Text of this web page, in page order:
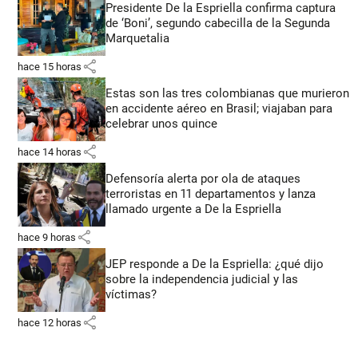
Presidente De la Espriella confirma captura
de ‘Boni’, segundo cabecilla de la Segunda
Marquetalia
hace 15 horas share
Estas son las tres colombianas que murieron
en accidente aéreo en Brasil; viajaban para
celebrar unos quince
hace 14 horas share
Defensoría alerta por ola de ataques
terroristas en 11 departamentos y lanza
llamado urgente a De la Espriella
hace 9 horas share
JEP responde a De la Espriella: ¿qué dijo
sobre la independencia judicial y las
víctimas?
hace 12 horas share